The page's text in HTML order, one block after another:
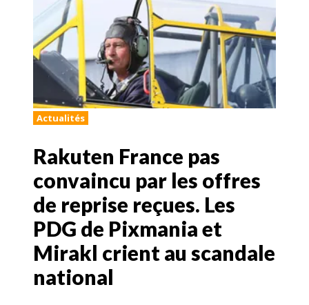
Actualités
Rakuten France pas
convaincu par les offres
de reprise reçues. Les
PDG de Pixmania et
Mirakl crient au scandale
national